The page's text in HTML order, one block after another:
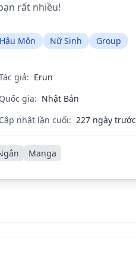
rất nhiều!
Hậu Môn Nữ Sinh
Group
giả: Erun
Quốc gia: Nhật Bản
Cập nhật lần cuối: 227 ngày trước
Manga